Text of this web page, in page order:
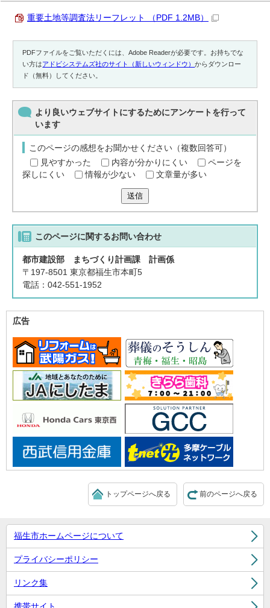
重要土地等調査法リーフレット （PDF 1.2MB）
PDFファイルをご覧いただくには、Adobe Readerが必要です。お持ちでな
い方はアドビシステムズ社のサイト（新しいウィンドウ）からダウンロー
ド（無料）してください。
より良いウェブサイトにするためにアンケートを行って
います
このページの感想をお聞かせください（複数回答可）
見やすかった
内容が分かりにくい
ページを
探しにくい
情報が少ない 文章量が多い
送信
このページに関するお問い合わせ
都市建設部 まちづくり計画課 計画係
〒197-8501 東京都福生市本町5
電話：042-551-1952
広告
前のページへ戻る
トップページへ戻る
福生市ホームページについて
プライバシーポリシー
リンク集